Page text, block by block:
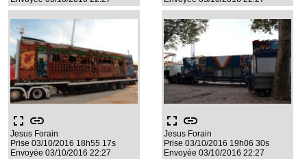
fullscreen link
Jesus Forain
Prise 03/10/2016 18h55 17s
Envoyée 03/10/2016 22:27
fullscreen link
Jesus Forain
Prise 03/10/2016 19h06 30s
Envoyée 03/10/2016 22:27